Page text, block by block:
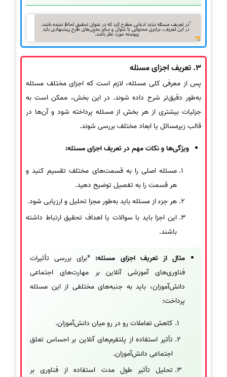
3. تعریف اجزای مسئله
پس از معرفی کلی مسئله، لازم است که اجزای مختلف مسئله
به‌طور دقیق‌تر شرح داده شوند. در این بخش، ممکن است به
جزئیات بیشتری از هر بخش از مسئله پرداخته شود و آن‌ها در
قالب زیرمسائل یا ابعاد مختلف بررسی شوند.
ویژگی‌ها و نکات مهم در تعریف اجزای مسئله:
مسئله اصلی را به قسمت‌های مختلف تقسیم کنید و
هر قسمت را به تفصیل توضیح دهید.
هر جزء از مسئله باید به‌طور مجزا تحلیل و ارزیابی شود.
این اجزا باید با سوالات یا اهداف تحقیق ارتباط داشته
باشند.
مثال از تعریف اجزای مسئله: *برای بررسی تأثیرات
فناوری‌های آموزشی آنلاین بر مهارت‌های اجتماعی
دانش‌آموزان، باید به جنبه‌های مختلفی از این مسئله
پرداخت:
کاهش تعاملات رو در رو میان دانش‌آموزان.
تأثیر استفاده از پلتفرم‌های آنلاین بر احساس تعلق
اجتماعی دانش‌آموزان.
تحلیل تأثیر طول مدت استفاده از فناوری بر